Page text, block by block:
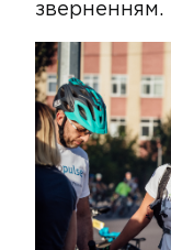
зверненням​.